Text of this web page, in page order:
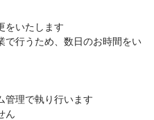
いたします
行うため、数日のお時間をい
理で執り行います
ん